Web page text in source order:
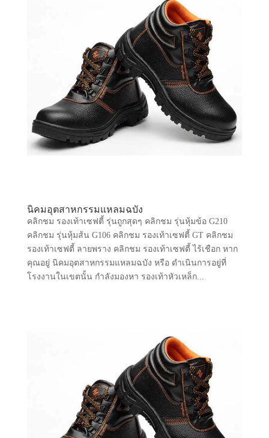
นิคมอุตสาหกรรมแหลมฉบัง
คลิกชม รองเท้าเซฟตี้ รุ่นถูกสุดๆ คลิกชม รุ่นหุ้มข้อ G210
คลิกชม รุ่นหุ้มส้น G106 คลิกชม รองเท้าเซฟตี้ GT คลิกชม
รองเท้าเซฟตี้ ลายพราง คลิกชม รองเท้าเซฟตี้ ไร้เชือก หาก
คุณอยู่ นิคมอุตสาหกรรมแหลมฉบัง หรือ ดำเนินการอยู่ที่
โรงงานในเขตนั้น กำลังมองหา รองเท้าหัวเหล็ก...